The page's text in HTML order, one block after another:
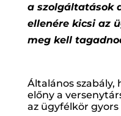
a szolgáltatások
ellenére kicsi az
meg kell
Általános szabály,
előny a
az ügyfélkör gyors